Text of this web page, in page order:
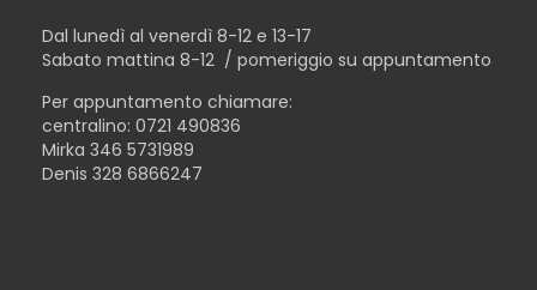
Dal lunedì al venerdì 8-12 e 13-17
Sabato mattina 8-12 / pomeriggio su appuntamento
Per appuntamento chiamare:
centralino: 0721 490836
Mirka 346 5731989
Denis 328 6866247